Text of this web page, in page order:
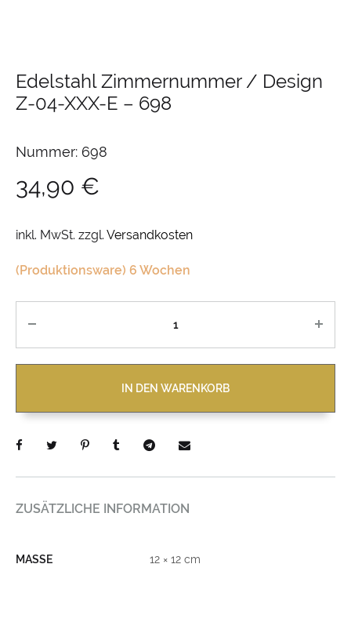
Edelstahl Zimmernummer / Design
Z-04-XXX-E – 698
Nummer: 698
34,90 €
inkl. MwSt. zzgl. Versandkosten
(Produktionsware) 6 Wochen
IN DEN WARENKORB
ZUSÄTZLICHE INFORMATION
MASSE 12 × 12 cm